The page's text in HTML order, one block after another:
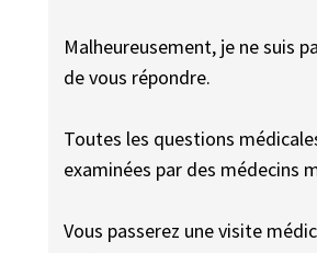
Malheureusement, je ne suis
de vous répondre.
Toutes les questions
examinées par des médecins
Vous passerez une visite